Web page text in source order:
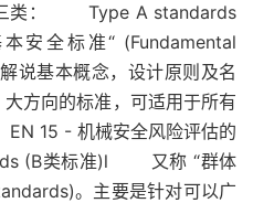
类： Type A standards
全标准“ (Fundamental
说基本概念，设计原则及名
方向的标准，可适用于所有
15 - 机械安全风险评估的
(B类标准)l 又称 “群体
。主要是针对可以广